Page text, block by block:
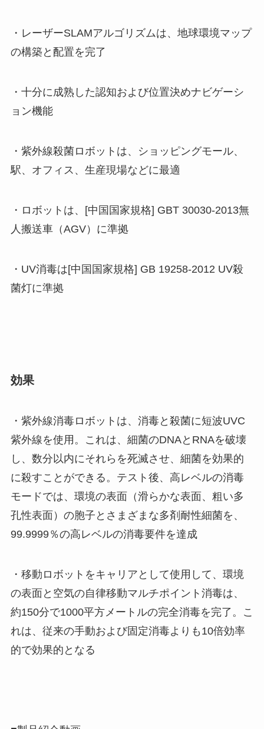
・レーザーSLAMアルゴリズムは、地球環境マップ
の構築と配置を完了
・十分に成熟した認知および位置決めナビゲーシ
ョン機能
・紫外線殺菌ロボットは、ショッピングモール、
駅、オフィス、生産現場などに最適
・ロボットは、[中国国家規格] GBT 30030-2013無
人搬送車（AGV）に準拠
・UV消毒は[中国国家規格] GB 19258-2012 UV殺
菌灯に準拠
効果
・紫外線消毒ロボットは、消毒と殺菌に短波UVC
紫外線を使用。これは、細菌のDNAとRNAを破壊
し、数分以内にそれらを死滅させ、細菌を効果的
に殺すことができる。テスト後、高レベルの消毒
モードでは、環境の表面（滑らかな表面、粗い多
孔性表面）の胞子とさまざまな多剤耐性細菌を、
99.9999％の高レベルの消毒要件を達成
・移動ロボットをキャリアとして使用して、環境
の表面と空気の自律移動マルチポイント消毒は、
約150分で1000平方メートルの完全消毒を完了。こ
れは、従来の手動および固定消毒よりも10倍効率
的で効果的となる